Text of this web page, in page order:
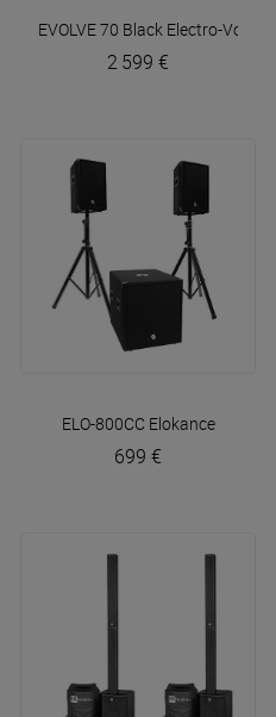
EVOLVE 70 Black Electro-Voice
2 599 €
ELO-800CC Elokance
699 €